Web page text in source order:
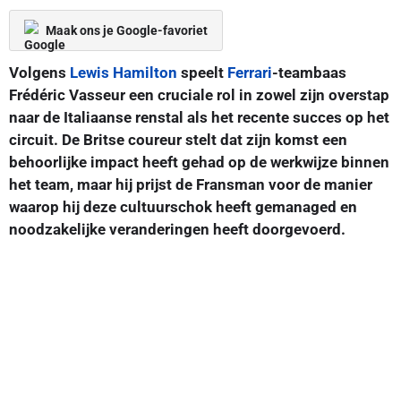
Maak ons je Google-favoriet
Volgens Lewis Hamilton speelt Ferrari-teambaas
Frédéric Vasseur een cruciale rol in zowel zijn overstap
naar de Italiaanse renstal als het recente succes op het
circuit. De Britse coureur stelt dat zijn komst een
behoorlijke impact heeft gehad op de werkwijze binnen
het team, maar hij prijst de Fransman voor de manier
waarop hij deze cultuurschok heeft gemanaged en
noodzakelijke veranderingen heeft doorgevoerd.